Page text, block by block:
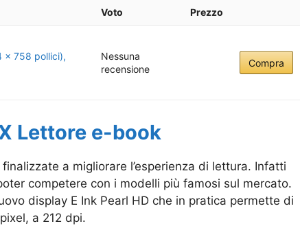
Voto Prezzo
x 758 pollici),
Nessuna
recensione
Compra
Lettore e-book
a migliorare l’esperienza di lettura. Infatti
competere con i modelli più famosi sul mercato.
display E Ink Pearl HD che in pratica permette di
a 212 dpi.